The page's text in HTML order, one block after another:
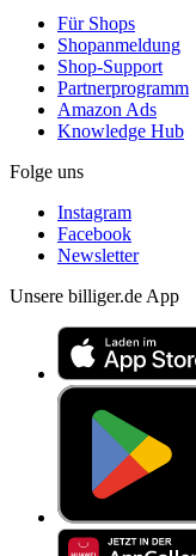
Für Shops
Shopanmeldung
Shop-Support
Partnerprogramm
Amazon Ads
Knowledge Hub
Folge uns
Instagram
Facebook
Newsletter
Unsere billiger.de App